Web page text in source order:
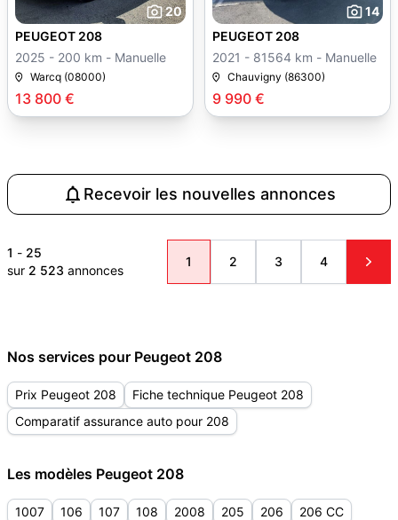
20
13 800 €
PEUGEOT 208
2025 - 200 km - Manuelle
Warcq (08000)
14
9 990 €
PEUGEOT 208
2021 - 81564 km - Manuelle
Chauvigny (86300)
Recevoir les nouvelles annonces
1 - 25
sur 2 523 annonces
1 2 3 4
Nos services pour Peugeot 208
Prix Peugeot 208
Fiche technique Peugeot 208
Comparatif assurance auto pour 208
Les modèles Peugeot 208
1007 106 107 108 2008 205 206
206 CC